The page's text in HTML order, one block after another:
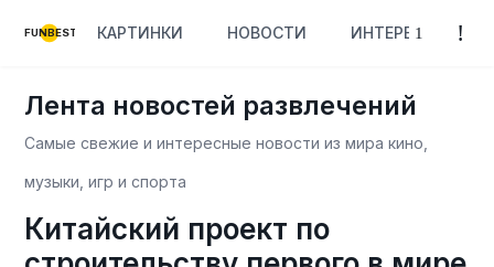
FUNBEST КАРТИНКИ НОВОСТИ ИНТЕРЕСНОЕ
Лента новостей развлечений
Самые свежие и интересные новости из мира кино,
музыки, игр и спорта
Китайский проект по